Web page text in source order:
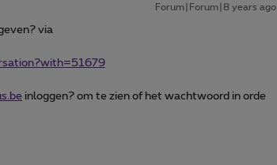
Forum|Forum|8 years ago
via
inloggen? om te zien of het wachtwoord in orde